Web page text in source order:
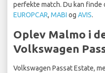
perfekte match. Du kan finde
EUROPCAR, MABI og AVIS.
Oplev Malmo i
Volkswagen
Volkswagen Passat Estate,